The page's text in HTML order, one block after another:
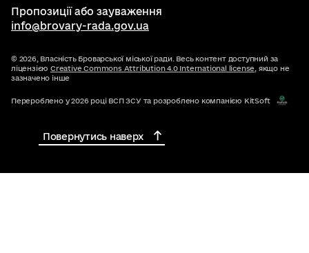
Пропозиції або зауваження
info@brovary-rada.gov.ua
© 2026, Власність Броварської міської ради. Весь контент доступний за
ліцензією Creative Commons Attribution 4.0 International license , якщо не
зазначено інше
Перероблено у 2026 році ВСП ЗСУ та розроблено компанією KitSoft
Повернутись наверх